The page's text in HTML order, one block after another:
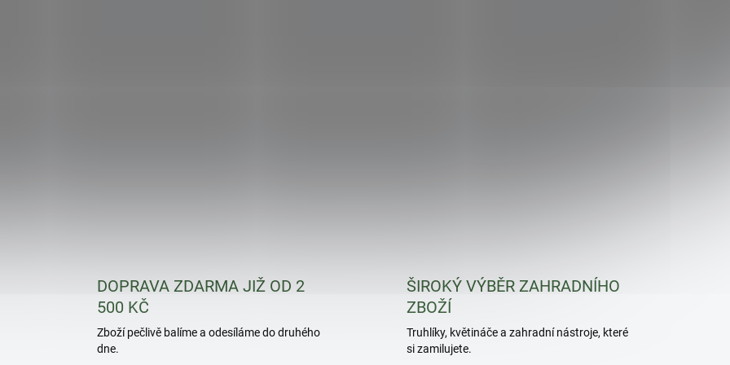
DOPRAVA ZDARMA JIŽ OD 2
500 KČ
Zboží pečlivě balíme a odesíláme do druhého
dne.
ŠIROKÝ VÝBĚR ZAHRADNÍHO
ZBOŽÍ
Truhlíky, květináče a zahradní nástroje, které
si zamilujete.